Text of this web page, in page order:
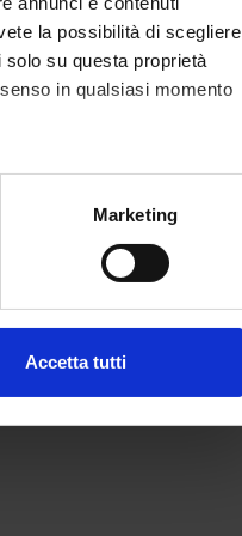
la possibilità di scegliere
su questa proprietà
in qualsiasi momento
metro,Marketing
Accetta tutti